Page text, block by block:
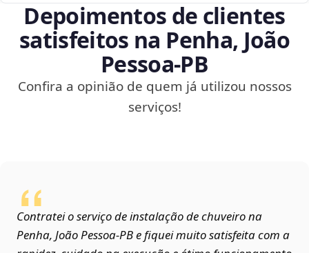
Depoimentos de clientes
satisfeitos na Penha, João
Pessoa‑PB
Confira a opinião de quem já utilizou nossos
serviços!
Contratei o serviço de instalação de chuveiro na
Penha, João Pessoa‑PB e fiquei muito satisfeita com a